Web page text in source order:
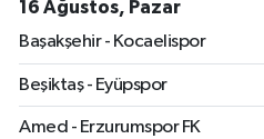
16 Ağustos, Pazar
Başakşehir - Kocaelispor
Beşiktaş - Eyüpspor
Amed - Erzurumspor FK